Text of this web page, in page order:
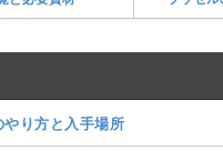
り方と入手場所